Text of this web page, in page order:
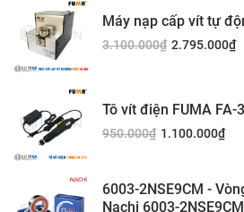
Máy nạp cấp vít tự
3.100.000₫ 2.795.000₫
Tô vít điện FUMA FA-
950.000₫ 1.100.000₫
6003-2NSE9CM -
Nachi 6003-2NSE9CM